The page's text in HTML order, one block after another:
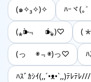
(๑✧₃✧)✧ ﾊｰヾ(
(⁎⁍̴̀﹃ ⁍̴́⁎)♡
(っ ◉﹃◉)っ♡
ﾊｽﾞｶｼｲ(,,´•ᴥ•`,,)ﾃﾚﾃﾚ///